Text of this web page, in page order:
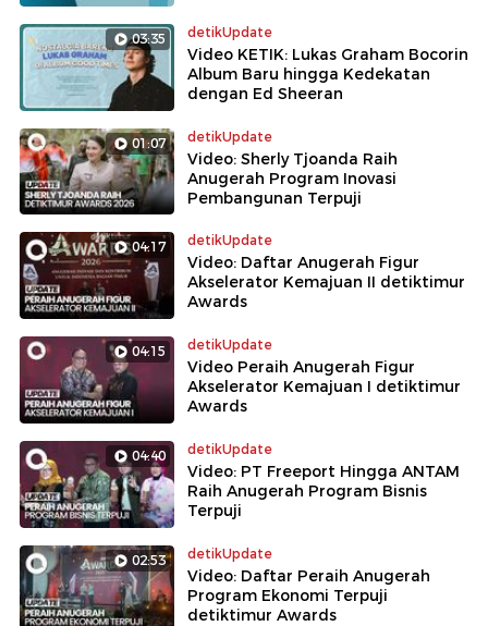
03:35 detikUpdate
Video KETIK: Lukas Graham Bocorin
Album Baru hingga Kedekatan
dengan Ed Sheeran
01:07 detikUpdate
Video: Sherly Tjoanda Raih
Anugerah Program Inovasi
Pembangunan Terpuji
04:17 detikUpdate
Video: Daftar Anugerah Figur
Akselerator Kemajuan II detiktimur
Awards
04:15 detikUpdate
Video Peraih Anugerah Figur
Akselerator Kemajuan I detiktimur
Awards
04:40 detikUpdate
Video: PT Freeport Hingga ANTAM
Raih Anugerah Program Bisnis
Terpuji
02:53 detikUpdate
Video: Daftar Peraih Anugerah
Program Ekonomi Terpuji
detiktimur Awards